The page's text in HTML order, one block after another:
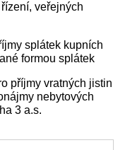
veřejných
splátek kupních
formou splátek
příjmy vratných jistin
nebytových
3 a.s.